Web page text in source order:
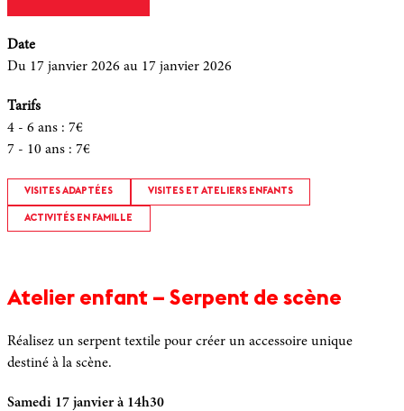
Date
Du 17 janvier 2026 au 17 janvier 2026
Tarifs
4 - 6 ans : 7€
7 - 10 ans : 7€
VISITES ADAPTÉES VISITES ET ATELIERS ENFANTS
ACTIVITÉS EN FAMILLE
Atelier enfant – Serpent de scène
Réalisez un serpent textile pour créer un accessoire unique
destiné à la scène.
Samedi 17 janvier à 14h30